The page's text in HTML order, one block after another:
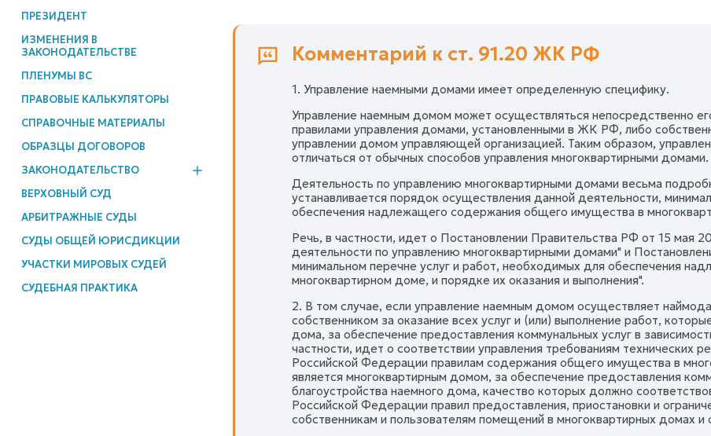
ПРЕЗИДЕНТ
ИЗМЕНЕНИЯ В
ЗАКОНОДАТЕЛЬСТВЕ
ПЛЕНУМЫ ВС
ПРАВОВЫЕ КАЛЬКУЛЯТОРЫ
СПРАВОЧНЫЕ МАТЕРИАЛЫ
ОБРАЗЦЫ ДОГОВОРОВ
ЗАКОНОДАТЕЛЬСТВО
ВЕРХОВНЫЙ СУД
АРБИТРАЖНЫЕ СУДЫ
СУДЫ ОБЩЕЙ ЮРИСДИКЦИИ
УЧАСТКИ МИРОВЫХ СУДЕЙ
СУДЕБНАЯ ПРАКТИКА
Комментарий к ст. 91.20 ЖК РФ
1. Управление наемными домами имеет определенную специфику.
Управление наемным домом может осуществляться непосредственно
правилами управления домами, установленными в ЖК РФ, либо
управлении домом управляющей организацией. Таким образом,
отличаться от обычных способов управления многоквартирными домами.
Деятельность по управлению многоквартирными домами весьма
устанавливается порядок осуществления данной деятельности,
обеспечения надлежащего содержания общего имущества в
Речь, в частности, идет о Постановлении Правительства РФ от 15 мая
деятельности по управлению многоквартирными домами" и
минимальном перечне услуг и работ, необходимых для обеспечения
многоквартирном доме, и порядке их оказания и выполнения".
2. В том случае, если управление наемным домом осуществляет
собственником за оказание всех услуг и (или) выполнение работ,
дома, за обеспечение предоставления коммунальных услуг в
частности, идет о соответствии управления требованиям технических
Российской Федерации правилам содержания общего имущества в
является многоквартирным домом, за обеспечение предоставления
благоустройства наемного дома, качество которых должно
Российской Федерации правил предоставления, приостановки и
собственникам и пользователям помещений в многоквартирных домах